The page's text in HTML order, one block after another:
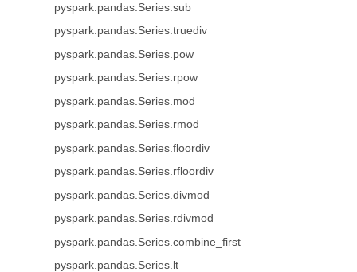
pyspark.pandas.Series.sub
pyspark.pandas.Series.truediv
pyspark.pandas.Series.pow
pyspark.pandas.Series.rpow
pyspark.pandas.Series.mod
pyspark.pandas.Series.rmod
pyspark.pandas.Series.floordiv
pyspark.pandas.Series.rfloordiv
pyspark.pandas.Series.divmod
pyspark.pandas.Series.rdivmod
pyspark.pandas.Series.combine_first
pyspark.pandas.Series.lt